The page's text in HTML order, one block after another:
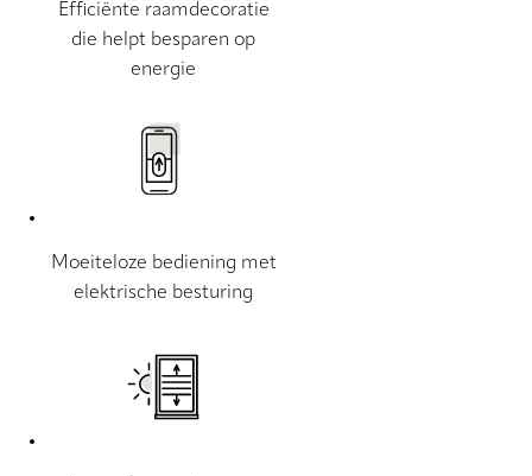
Efficiënte raamdecoratie
die helpt besparen op
energie
Moeiteloze bediening met
elektrische besturing